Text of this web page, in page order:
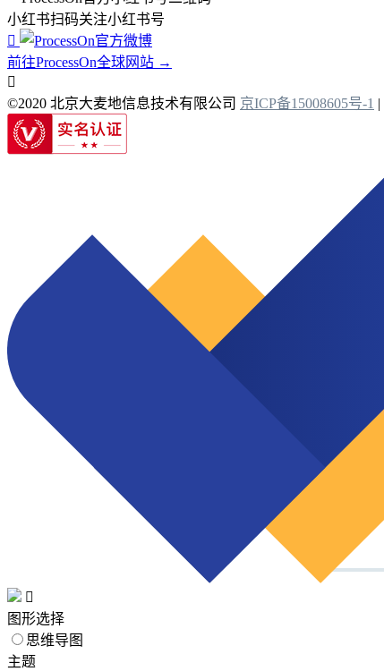
小红书扫码关注小红书号

前往ProcessOn全球网站 →

©2020 北京大麦地信息技术有限公司 京ICP备15008605号-1 |

图形选择
思维导图
主题